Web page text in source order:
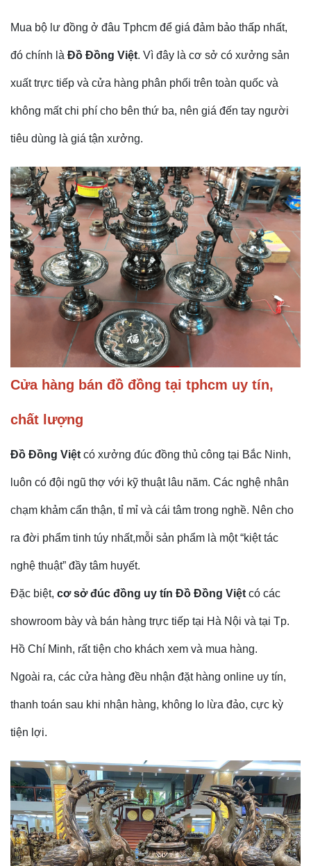
Mua bộ lư đồng ở đâu Tphcm để giá đảm bảo thấp nhất,
đó chính là Đồ Đồng Việt. Vì đây là cơ sở có xưởng sản
xuất trực tiếp và cửa hàng phân phối trên toàn quốc và
không mất chi phí cho bên thứ ba, nên giá đến tay người
tiêu dùng là giá tận xưởng.
Cửa hàng bán đồ đồng tại tphcm uy tín,
chất lượng
Đồ Đồng Việt có xưởng đúc đồng thủ công tại Bắc Ninh,
luôn có đội ngũ thợ với kỹ thuật lâu năm. Các nghệ nhân
chạm khảm cẩn thận, tỉ mỉ và cái tâm trong nghề. Nên cho
ra đời phẩm tinh túy nhất,mỗi sản phẩm là một “kiệt tác
nghệ thuật” đầy tâm huyết.
Đặc biệt, cơ sở đúc đồng uy tín Đồ Đồng Việt có các
showroom bày và bán hàng trực tiếp tại Hà Nội và tại Tp.
Hồ Chí Minh, rất tiện cho khách xem và mua hàng.
Ngoài ra, các cửa hàng đều nhận đặt hàng online uy tín,
thanh toán sau khi nhận hàng, không lo lừa đảo, cực kỳ
tiện lợi.